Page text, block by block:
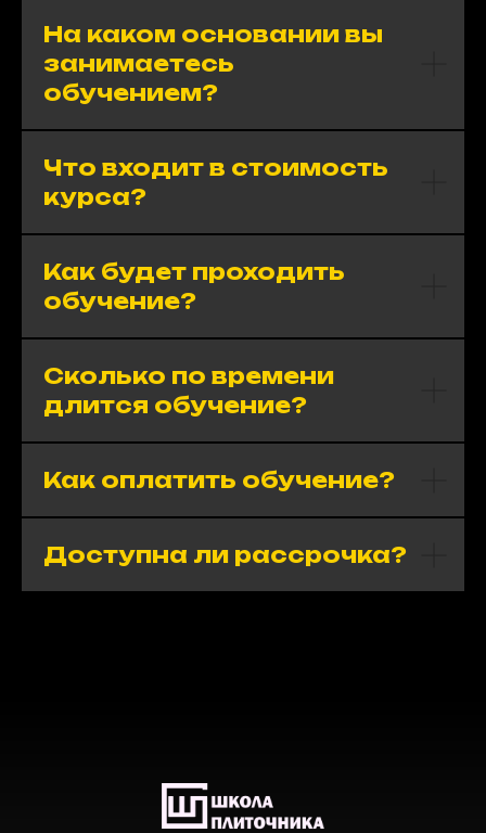
На каком основании вы
занимаетесь
обучением?
Что входит в стоимость
курса?
Как будет проходить
обучение?
Сколько по времени
длится обучение?
Как оплатить обучение?
Доступна ли рассрочка?